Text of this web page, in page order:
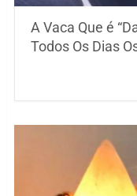
A Vaca Que é
Todos Os Dias